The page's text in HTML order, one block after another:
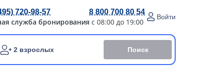
720-98-57 8 800 700 80 54
служба бронирования с 08:00 до 19:00
Войти
2 взрослых Поиск